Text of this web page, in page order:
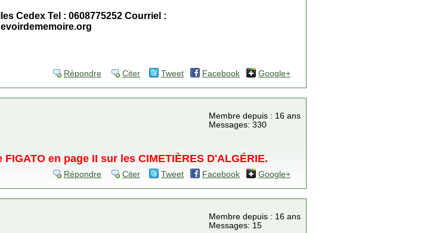
Cedex Tel : 0608775252 Courriel :
Répondre Citer Tweet Facebook Google+
Membre depuis : 16 ans
Messages: 330
en page II sur les CIMETIÈRES D'ALGÉRIE.
Répondre Citer Tweet Facebook Google+
Membre depuis : 16 ans
Messages: 15